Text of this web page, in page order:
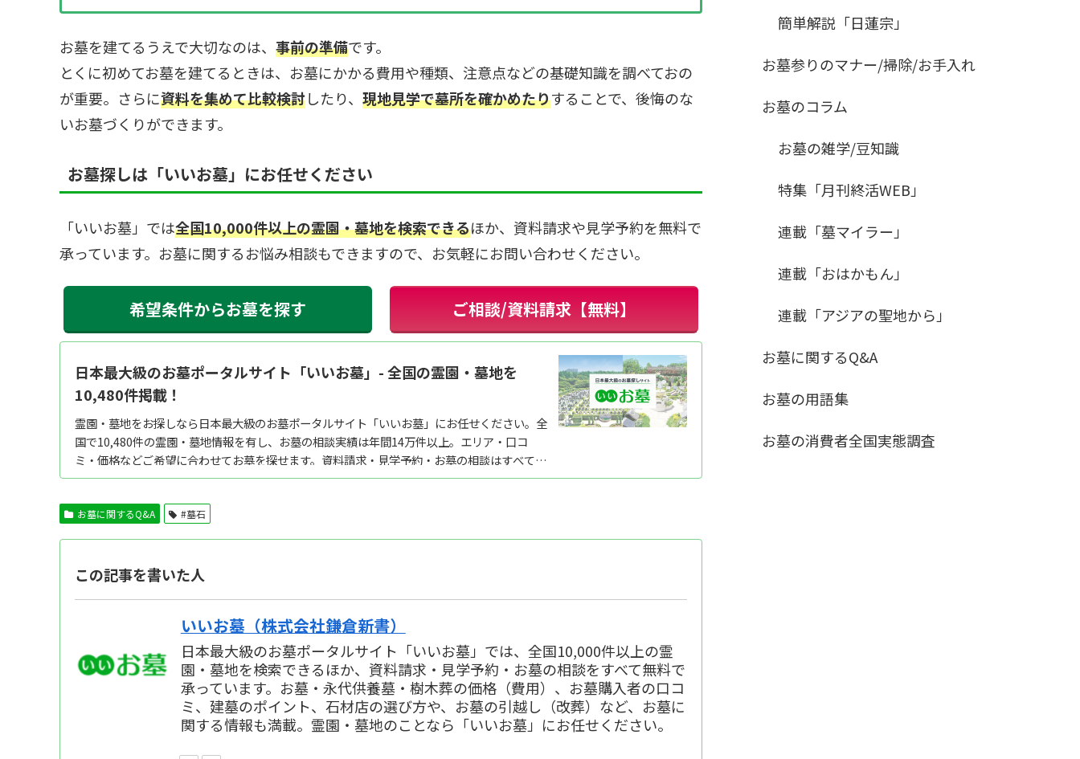
お墓を建てるうえで大切なのは、 事前の準備です。
とくに初めてお墓を建てるときは、お墓にかかる費用や種類、注意点などの基礎知識を調べておの
が重要。さらに資料を集めて比較検討したり、 現地見学で墓所を確かめたりすることで、後悔のな
いお墓づくりができます。
お墓探しは「いいお墓」にお任せください
「いいお墓」では全国10,000件以上の霊園・墓地を検索できるほか、資料請求や見学予約を無料で
承っています。お墓に関するお悩み相談もできますので、お気軽にお問い合わせください。
希望条件からお墓を探す ご相談/資料請求【無料】
日本最大級のお墓ポータルサイト「いいお墓」- 全国の霊園・墓地を
10,480件掲載！
霊園・墓地をお探しなら日本最大級のお墓ポータルサイト「いいお墓」にお任せください。全
国で10,480件の霊園・墓地情報を有し、お墓の相談実績は年間14万件以上。エリア・口コ
ミ・価格などご希望に合わせてお墓を探せます。資料請求・見学予約・お墓の相談はすべて無
料。墓石建立から永代供養墓・樹木葬・納骨堂など区画タイプ別の費用...
お墓に関するQ&A #墓石
この記事を書いた人
いいお墓（株式会社鎌倉新書）
日本最大級のお墓ポータルサイト「いいお墓」では、全国10,000件以上の霊
園・墓地を検索できるほか、資料請求・見学予約・お墓の相談をすべて無料で
承っています。お墓・永代供養墓・樹木葬の価格（費用）、お墓購入者の口コ
ミ、建墓のポイント、石材店の選び方や、お墓の引越し（改葬）など、お墓に
関する情報も満載。霊園・墓地のことなら「いいお墓」にお任せください。
簡単解説「日蓮宗」
お墓参りのマナー/掃除/お手入れ
お墓のコラム
お墓の雑学/豆知識
特集「月刊終活WEB」
連載「墓マイラー」
連載「おはかもん」
連載「アジアの聖地から」
お墓に関するQ&A
お墓の用語集
お墓の消費者全国実態調査